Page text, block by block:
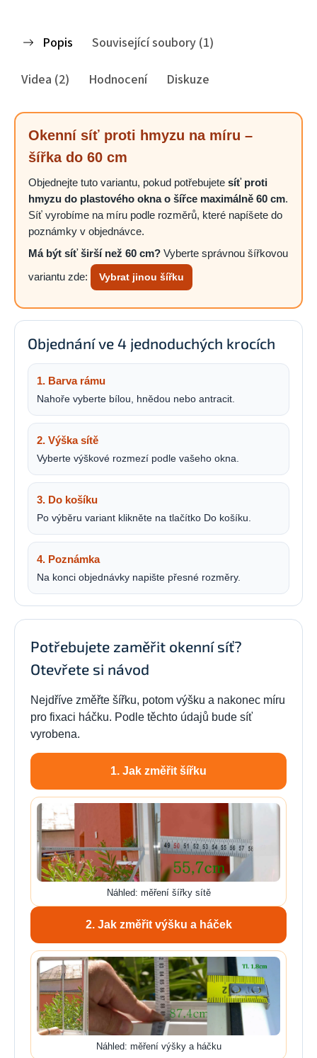
Popis
Související soubory (1)
Videa (2)
Hodnocení Diskuze
Okenní síť proti hmyzu na míru –
šířka do 60 cm
Objednejte tuto variantu, pokud potřebujete síť proti
hmyzu do plastového okna o šířce maximálně 60 cm.
Síť vyrobíme na míru podle rozměrů, které napíšete do
poznámky v objednávce.
Má být síť širší než 60 cm? Vyberte správnou šířkovou
variantu zde:
Vybrat jinou šířku
Objednání ve 4 jednoduchých krocích
1. Barva rámu
Nahoře vyberte bílou, hnědou nebo antracit.
2. Výška sítě
Vyberte výškové rozmezí podle vašeho okna.
3. Do košíku
Po výběru variant klikněte na tlačítko Do košíku.
4. Poznámka
Na konci objednávky napište přesné rozměry.
Potřebujete zaměřit okenní síť?
Otevřete si návod
Nejdříve změřte šířku, potom výšku a nakonec míru
pro fixaci háčku. Podle těchto údajů bude síť
vyrobena.
1. Jak změřit šířku
Náhled: měření šířky sítě
2. Jak změřit výšku a háček
Náhled: měření výšky a háčku